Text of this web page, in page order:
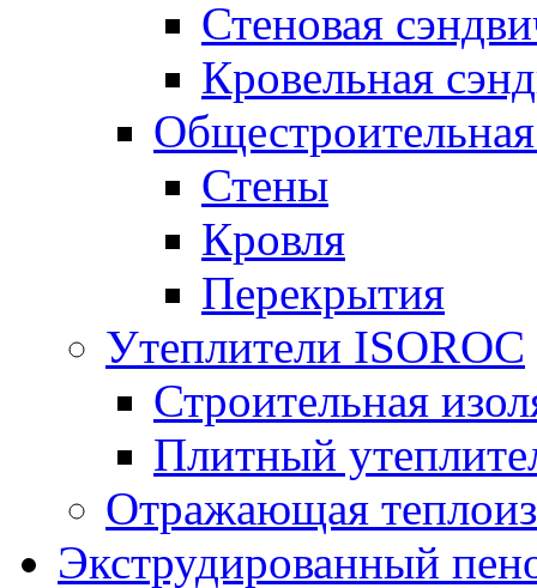
Стеновая
Кровельная
Стены
Кровля
Перекрытия
Утеплители ISOROC
Строительная
Плитный
Отражающая
Экструдированный